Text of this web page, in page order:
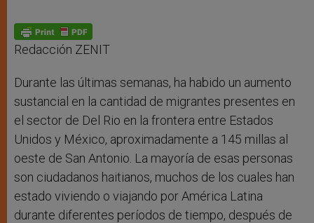
Redacción ZENIT
Durante las últimas semanas, ha habido un aumento
sustancial en la cantidad de migrantes presentes en
el sector de Del Rio en la frontera entre Estados
Unidos y México, aproximadamente a 145 millas al
oeste de San Antonio. La mayoría de esas personas
son ciudadanos haitianos, muchos de los cuales han
estado viviendo o viajando por América Latina
durante diferentes períodos de tiempo, después de